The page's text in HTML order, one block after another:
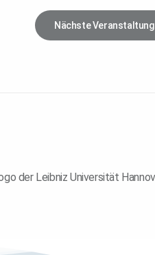
NächsteVeranstaltung